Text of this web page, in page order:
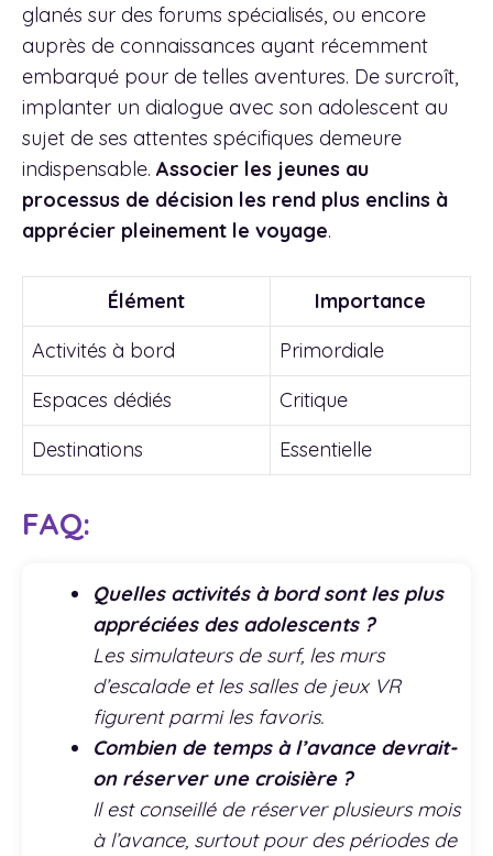
glanés sur des forums spécialisés, ou encore
auprès de connaissances ayant récemment
embarqué pour de telles aventures. De surcroît,
implanter un dialogue avec son adolescent au
sujet de ses attentes spécifiques demeure
indispensable. Associer les jeunes au
processus de décision les rend plus enclins à
apprécier pleinement le voyage.
Élément
Importance
Activités à bord
Primordiale
Espaces dédiés
Critique
Destinations
Essentielle
FAQ:
Quelles activités à bord sont les plus
appréciées des adolescents ?
Les simulateurs de surf, les murs
d’escalade et les salles de jeux VR
figurent parmi les favoris.
Combien de temps à l’avance devrait-
on réserver une croisière ?
Il est conseillé de réserver plusieurs mois
à l’avance, surtout pour des périodes de